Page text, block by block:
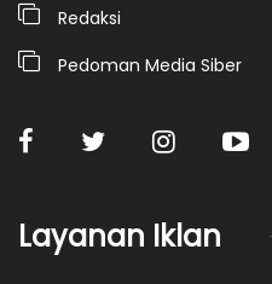
Redaksi
Pedoman Media Siber
Layanan Iklan